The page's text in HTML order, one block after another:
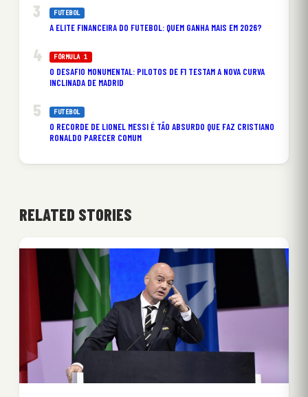
FUTEBOL
A ELITE FINANCEIRA DO FUTEBOL: QUEM GANHA MAIS EM 2026?
FÓRMULA 1
O DESAFIO MONUMENTAL: PILOTOS DE F1 TESTAM A NOVA CURVA
INCLINADA DE MADRID
FUTEBOL
O RECORDE DE LIONEL MESSI É TÃO ABSURDO QUE FAZ CRISTIANO
RONALDO PARECER COMUM
RELATED STORIES